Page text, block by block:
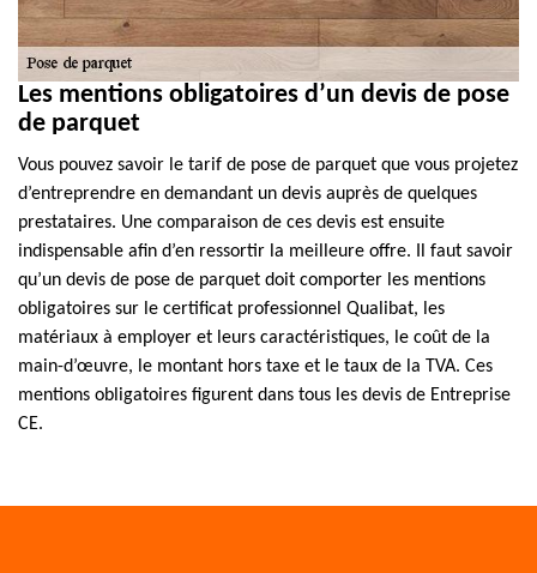
Les mentions obligatoires d’un devis de pose
de parquet
Vous pouvez savoir le tarif de pose de parquet que vous projetez
d’entreprendre en demandant un devis auprès de quelques
prestataires. Une comparaison de ces devis est ensuite
indispensable afin d’en ressortir la meilleure offre. Il faut savoir
qu’un devis de pose de parquet doit comporter les mentions
obligatoires sur le certificat professionnel Qualibat, les
matériaux à employer et leurs caractéristiques, le coût de la
main-d’œuvre, le montant hors taxe et le taux de la TVA. Ces
mentions obligatoires figurent dans tous les devis de Entreprise
CE.